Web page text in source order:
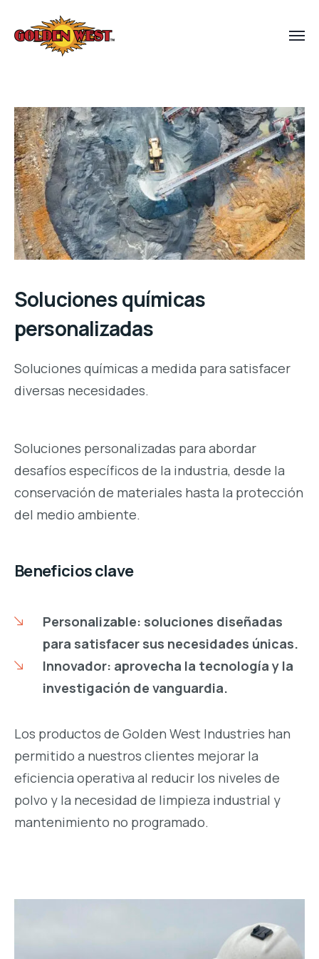
Soluciones químicas
personalizadas
Soluciones químicas a medida para satisfacer
diversas necesidades.
Soluciones personalizadas para abordar
desafíos específicos de la industria, desde la
conservación de materiales hasta la protección
del medio ambiente.
Beneficios clave
Personalizable: soluciones diseñadas
para satisfacer sus necesidades únicas.
Innovador: aprovecha la tecnología y la
investigación de vanguardia.
Los productos de Golden West Industries han
permitido a nuestros clientes mejorar la
eficiencia operativa al reducir los niveles de
polvo y la necesidad de limpieza industrial y
mantenimiento no programado.